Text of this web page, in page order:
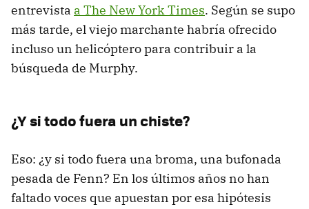
entrevista a The New York Times. Según se supo
más tarde, el viejo marchante habría ofrecido
incluso un helicóptero para contribuir a la
búsqueda de Murphy.
¿Y si todo fuera un chiste?
Eso: ¿y si todo fuera una broma, una bufonada
pesada de Fenn? En los últimos años no han
faltado voces que apuestan por esa hipótesis